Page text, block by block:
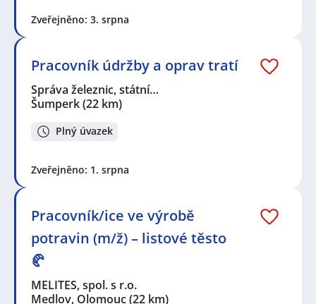
Zveřejněno: 3. srpna
Pracovník údržby a oprav tratí
Správa železnic, státní…
Šumperk(22 km)
Plný úvazek
Zveřejněno: 1. srpna
Pracovník/ice ve výrobě
potravin (m/ž) – listové těsto
🥐
MELITES, spol. s r.o.
Medlov, Olomouc(22 km)